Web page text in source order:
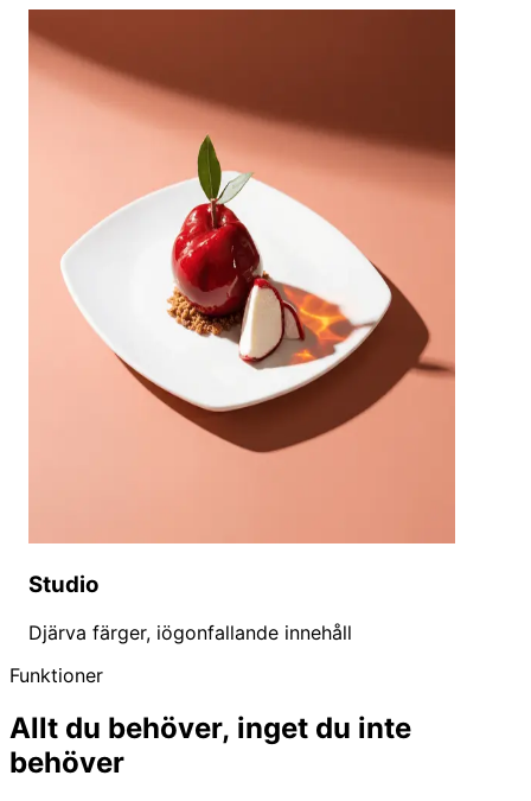
Studio
Djärva färger, iögonfallande innehåll
Funktioner
Allt du behöver, inget du inte
behöver